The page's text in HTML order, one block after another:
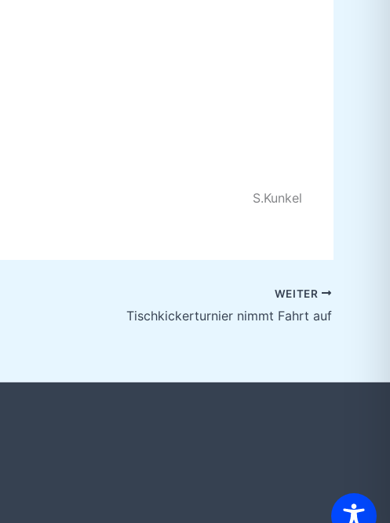
S.Kunkel
WEITER
Tischkickerturnier nimmt Fahrt auf